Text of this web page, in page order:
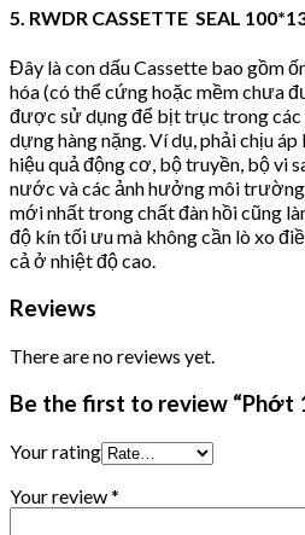
5. RWDR CASSETTE SEAL
Đây là con dấu Cassette bao gồm
hóa (có thể cứng hoặc mềm chưa
được sử dụng để bịt trục trong các
dựng hàng nặng. Ví dụ, phải chịu
hiệu quả động cơ, bộ truyền, bộ vi
nước và các ảnh hưởng môi
mới nhất trong chất đàn hồi cũng
độ kín tối ưu mà không cần lò xo
cả ở nhiệt độ cao.
Reviews
There are no reviews yet.
Be the first to review “Phớt
Your rating
Your review*